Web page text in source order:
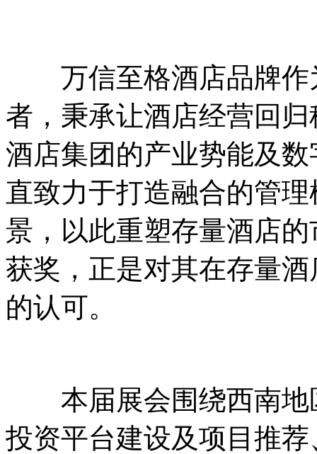
万信至格酒店品牌作
者，秉承让酒店经营回
酒店集团的产业势能及
直致力于打造融合的管
景，以此重塑存量酒店
获奖，正是对其在存量
的认可。
本届展会围绕西南地
投资平台建设及项目推